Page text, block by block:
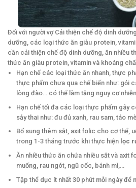
Đối với người vợ Cải thiện chế độ dinh
dưỡng, các loại thức ăn giàu protein,
cần cải thiện chế độ dinh dưỡng, ăn nhiều
thức ăn giàu protein, vitamin và khoáng
Hạn chế các loại thức ăn nhanh, thực
thực phẩm chưa qua chế biến như: gỏi
lòng đào... có thể làm tăng nguy cơ
Hạn chế tối đa các loại thực phẩm gây
sảy thai như: đu đủ xanh, rau sam, táo
Bổ sung thêm sắt, axit folic cho cơ thể,
trong 1-3 tháng trước khi thực hiện lọc
Ăn nhiều thức ăn chứa nhiều sắt và axit
muống, rau ngót, ngũ cốc, bánh mì,...
Tập thể dục ít nhất 30 phút mỗi ngày để